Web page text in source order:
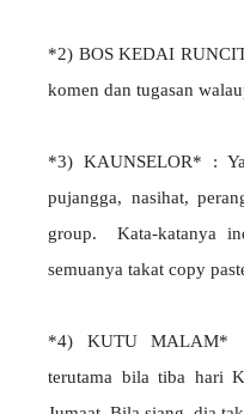
*2) BOS KEDAI
komen dan tugasan
*3) KAUNSELOR* :
pujangga, nasihat,
group. Kata-katanya
semuanya takat copy
*4) KUTU MALAM*
terutama bila tiba hari